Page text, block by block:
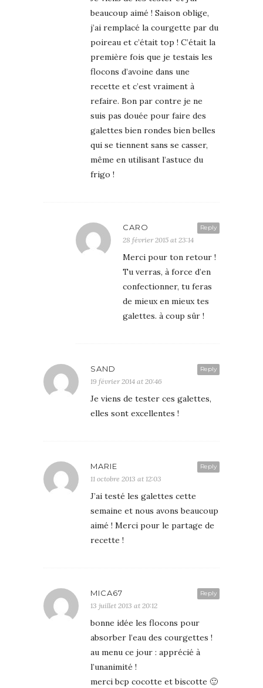
beaucoup aimé ! Saison oblige,
j’ai remplacé la courgette par du
poireau et c’était top ! C’était la
première fois que je testais les
flocons d’avoine dans une
recette et c’est vraiment à
refaire. Bon par contre je ne
suis pas douée pour faire des
galettes bien rondes bien belles
qui se tiennent sans se casser,
même en utilisant l’astuce du
frigo !
Reply
CARO
28 février 2015 at 23:14
Merci pour ton retour !
Tu verras, à force d’en
confectionner, tu feras
de mieux en mieux tes
galettes. à coup sûr !
Reply
SAND
19 février 2014 at 20:46
Je viens de tester ces galettes,
elles sont excellentes !
Reply
MARIE
11 octobre 2013 at 12:03
J’ai testé les galettes cette
semaine et nous avons beaucoup
aimé ! Merci pour le partage de
recette !
Reply
MICA67
13 juillet 2013 at 20:12
bonne idée les flocons pour
absorber l’eau des courgettes !
au menu ce jour : apprécié à
l’unanimité !
merci bcp cocotte et biscotte 🙂